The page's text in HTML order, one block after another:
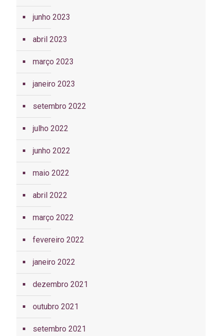
junho 2023
abril 2023
março 2023
janeiro 2023
setembro 2022
julho 2022
junho 2022
maio 2022
abril 2022
março 2022
fevereiro 2022
janeiro 2022
dezembro 2021
outubro 2021
setembro 2021